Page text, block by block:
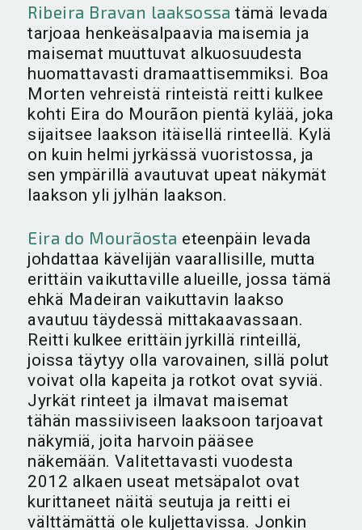
Ribeira Bravan laaksossa tämä levada
tarjoaa henkeäsalpaavia maisemia ja
maisemat muuttuvat alkuosuudesta
huomattavasti dramaattisemmiksi. Boa
Morten vehreistä rinteistä reitti kulkee
kohti Eira do Mourãon pientä kylää, joka
sijaitsee laakson itäisellä rinteellä. Kylä
on kuin helmi jyrkässä vuoristossa, ja
sen ympärillä avautuvat upeat näkymät
laakson yli jylhän laakson.
Eira do Mourãosta eteenpäin levada
johdattaa kävelijän vaarallisille, mutta
erittäin vaikuttaville alueille, jossa tämä
ehkä Madeiran vaikuttavin laakso
avautuu täydessä mittakaavassaan.
Reitti kulkee erittäin jyrkillä rinteillä,
joissa täytyy olla varovainen, sillä polut
voivat olla kapeita ja rotkot ovat syviä.
Jyrkät rinteet ja ilmavat maisemat
tähän massiiviseen laaksoon tarjoavat
näkymiä, joita harvoin pääsee
näkemään. Valitettavasti vuodesta
2012 alkaen useat metsäpalot ovat
kurittaneet näitä seutuja ja reitti ei
välttämättä ole kuljettavissa. Jonkin